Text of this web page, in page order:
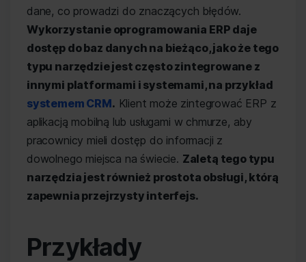
dane, co prowadzi do znaczących błędów.
Wykorzystanie oprogramowania ERP daje
dostęp do baz danych na bieżąco, jako że tego
typu narzędzie jest często zintegrowane z
innymi platformami i systemami, na przykład
systemem CRM. Klient może zintegrować ERP z
aplikacją mobilną lub usługami w chmurze, aby
pracownicy mieli dostęp do informacji z
dowolnego miejsca na świecie. Zaletą tego typu
narzędzia jest również prostota obsługi, którą
zapewnia przejrzysty interfejs.
Przykłady